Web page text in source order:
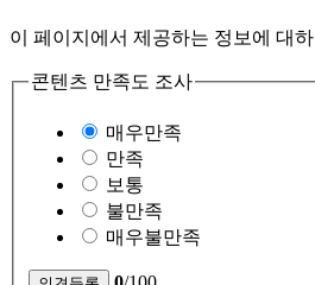
이 페이지에서 제공하는 정보에 대
콘텐츠 만족도 조사
매우만족
만족
보통
불만족
매우불만족